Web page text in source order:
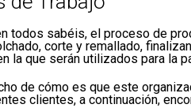
todos sabéis, el proceso de
corte y remallado,
que serán utilizados para la
de cómo es que este
clientes, a continuación,